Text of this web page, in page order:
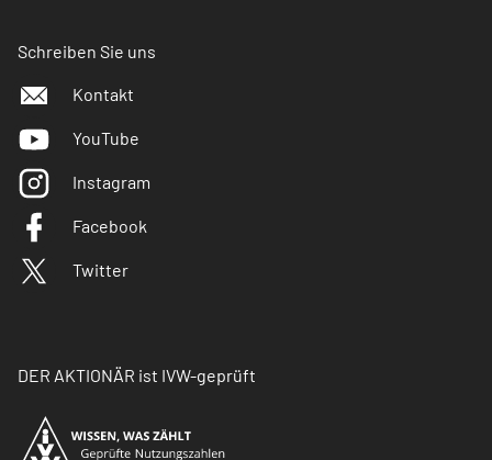
Schreiben Sie uns
Kontakt
YouTube
Instagram
Facebook
Twitter
DER AKTIONÄR ist IVW-geprüft